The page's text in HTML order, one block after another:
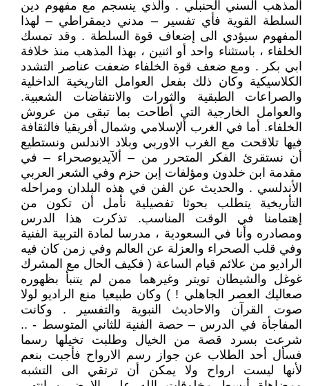
المذهب السني الحنبلي . والذي ينسجم مع مفهوم دين
السلطة القوية فأي تفسير – مدني ديمقراطي – لهذا
المفهوم سيؤدي الى إضعاف قوة السلطة . وقد تمسك
الخلفاء ، باستثناء واحد أو اثنين ، بهذا المذهب منذ خلافة
ابي بكر . ومع ضعف قوة الخلفاء ضعفت عناصر التشدد
الكلاسيكية وكان ذلك بفعل العوامل التاريخية الداخلية
والصراعات الطبقية والثورات والانتفاضات الشعبية.
والعوامل الخارجية التي أطاحت بما تبقى من عروش
الخلفاء. أما في الغرب ألإسلامي وشمال أفريقيا فالثقافة
فيها تلاقحت مع الغرب الاوربي وبلاد الاندلس ونستطيع
أن نستقرئ الفكر المتحرر من – ألآيديوصحراء – في
مقدمة ابن خلدون ومؤلفات إبن حزم وفي الشعر العربي
الأندلسي . والحديث عن الفن في هذه البلدان ومراحله
التأريخية يتطلب بحوثا تفصيلية نأمل أن تكون من
إهتمامنا في الوقت المناسب. تذكرت هذا الدرس
ومصادره وأنا في السعودية ، مدرسا لمادة التربية الفنية
وفي قلب الصحراء والعزلة عن العالم وفي زمن كان فيه
الراديو من علائم قيام الساعة ( فكيف الحال مع المشرك
غوغل والشيطان تويتر وغيرهما ممن لم يتنبأ بظهوره
صعاليك العصر الجاهلي ! ) وكان طبيعيا منع الراديو لولا
صوت القرآن والاحاديث النبوية والتفسير . وكانت
المفاجأة في الدرس – حصة الفنية للثاني المتوسط - ..
شرعت بسرد قصة من الخيال وطلبت تخيلها رسما
فسأل أحد الطلاب عن جواز رسم الارواح فأجبت بنعم
لأنها ليست ارواح ولا يمكن أن ترتقي الى التشبه